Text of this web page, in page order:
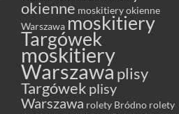
okienne moskitiery okienne
Warszawa moskitiery
Targówek
moskitiery
Warszawa plisy
Targówek plisy
Warszawa rolety Bródno rolety